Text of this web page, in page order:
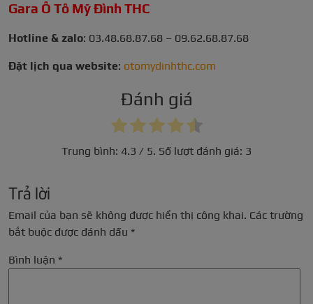
Gara Ô Tô Mỹ Đình THC
Hotline & zalo: 03.48.68.87.68 – 09.62.68.87.68
Đặt lịch qua website: otomydinhthc.com
Đánh giá
Trung bình: 4.3 / 5. Số lượt đánh giá: 3
Trả lời
Email của bạn sẽ không được hiển thị công khai. Các trường
bắt buộc được đánh dấu *
Bình luận *